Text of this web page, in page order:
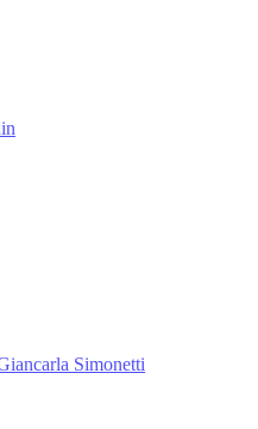
Simonetti